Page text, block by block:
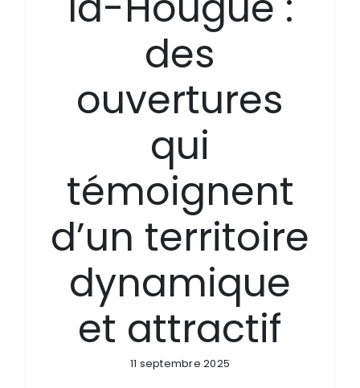
des
ouvertures
qui
témoignent
d’un territoire
dynamique
et attractif
11 septembre 2025